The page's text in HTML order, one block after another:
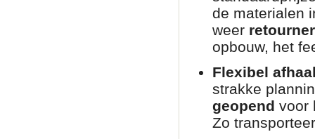
de materialen
weer
opbouw, het
Flexibel
strakke
geopend voor
Zo